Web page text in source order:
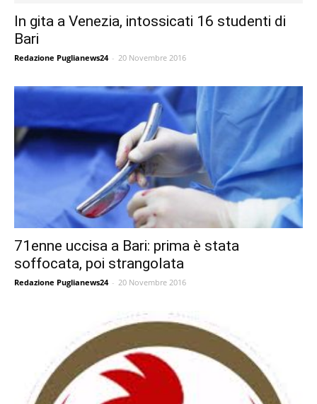
In gita a Venezia, intossicati 16 studenti di
Bari
Redazione Puglianews24 - 20 Novembre 2016
71enne uccisa a Bari: prima è stata
soffocata, poi strangolata
Redazione Puglianews24 - 20 Novembre 2016